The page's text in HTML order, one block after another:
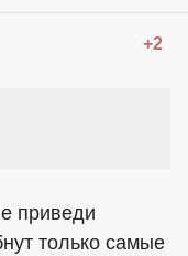
+2
приведи
только самые